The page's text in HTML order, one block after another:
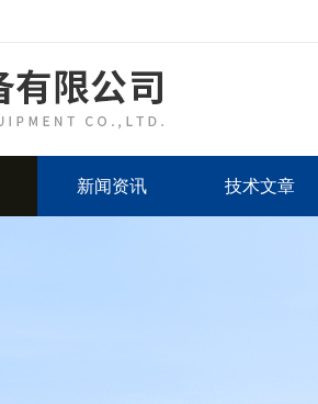
新闻资讯 技术文章